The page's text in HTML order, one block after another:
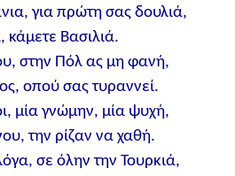
για πρώτη σας δουλιά,
κάμετε Bασιλιά.
στην Πόλ ας μη φανή,
οπού σας τυραννεί.
μία γνώμην, μία ψυχή,
την ρίζαν να χαθή.
σε όλην την Τουρκιά,